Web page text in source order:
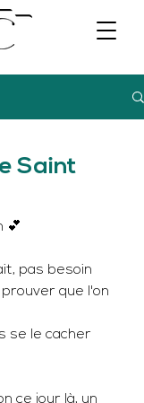
Saint
💕
pas besoin
que l'on
se le cacher
ce jour là, un